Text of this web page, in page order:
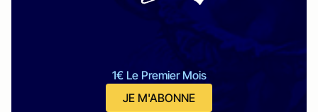
1€ Le Premier Mois
JE M'ABONNE